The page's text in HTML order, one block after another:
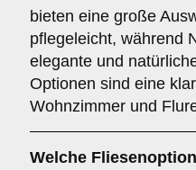
bieten eine große
pflegeleicht, während
elegante und
Optionen sind eine
Wohnzimmer und
Welche